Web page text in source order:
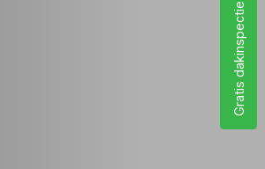
Gratis dakinspectie